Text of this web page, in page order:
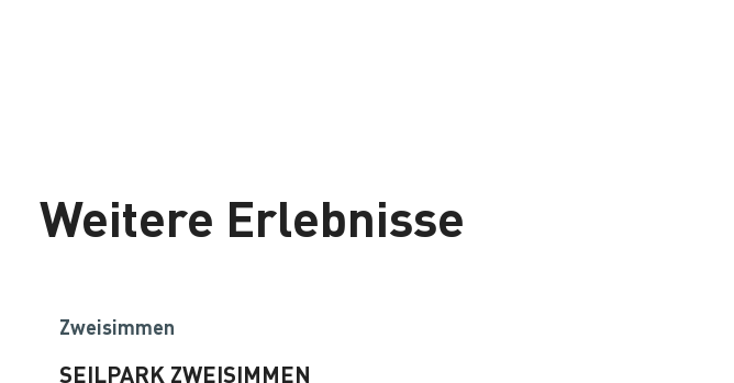
Weitere Erlebnisse
Zweisimmen
SEILPARK ZWEISIMMEN